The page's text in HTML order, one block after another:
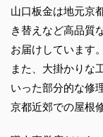
山口板金は地元京
き替えなど高品質
お届けしています。
また、大掛かりな
いった部分的な修
京都近郊での屋根